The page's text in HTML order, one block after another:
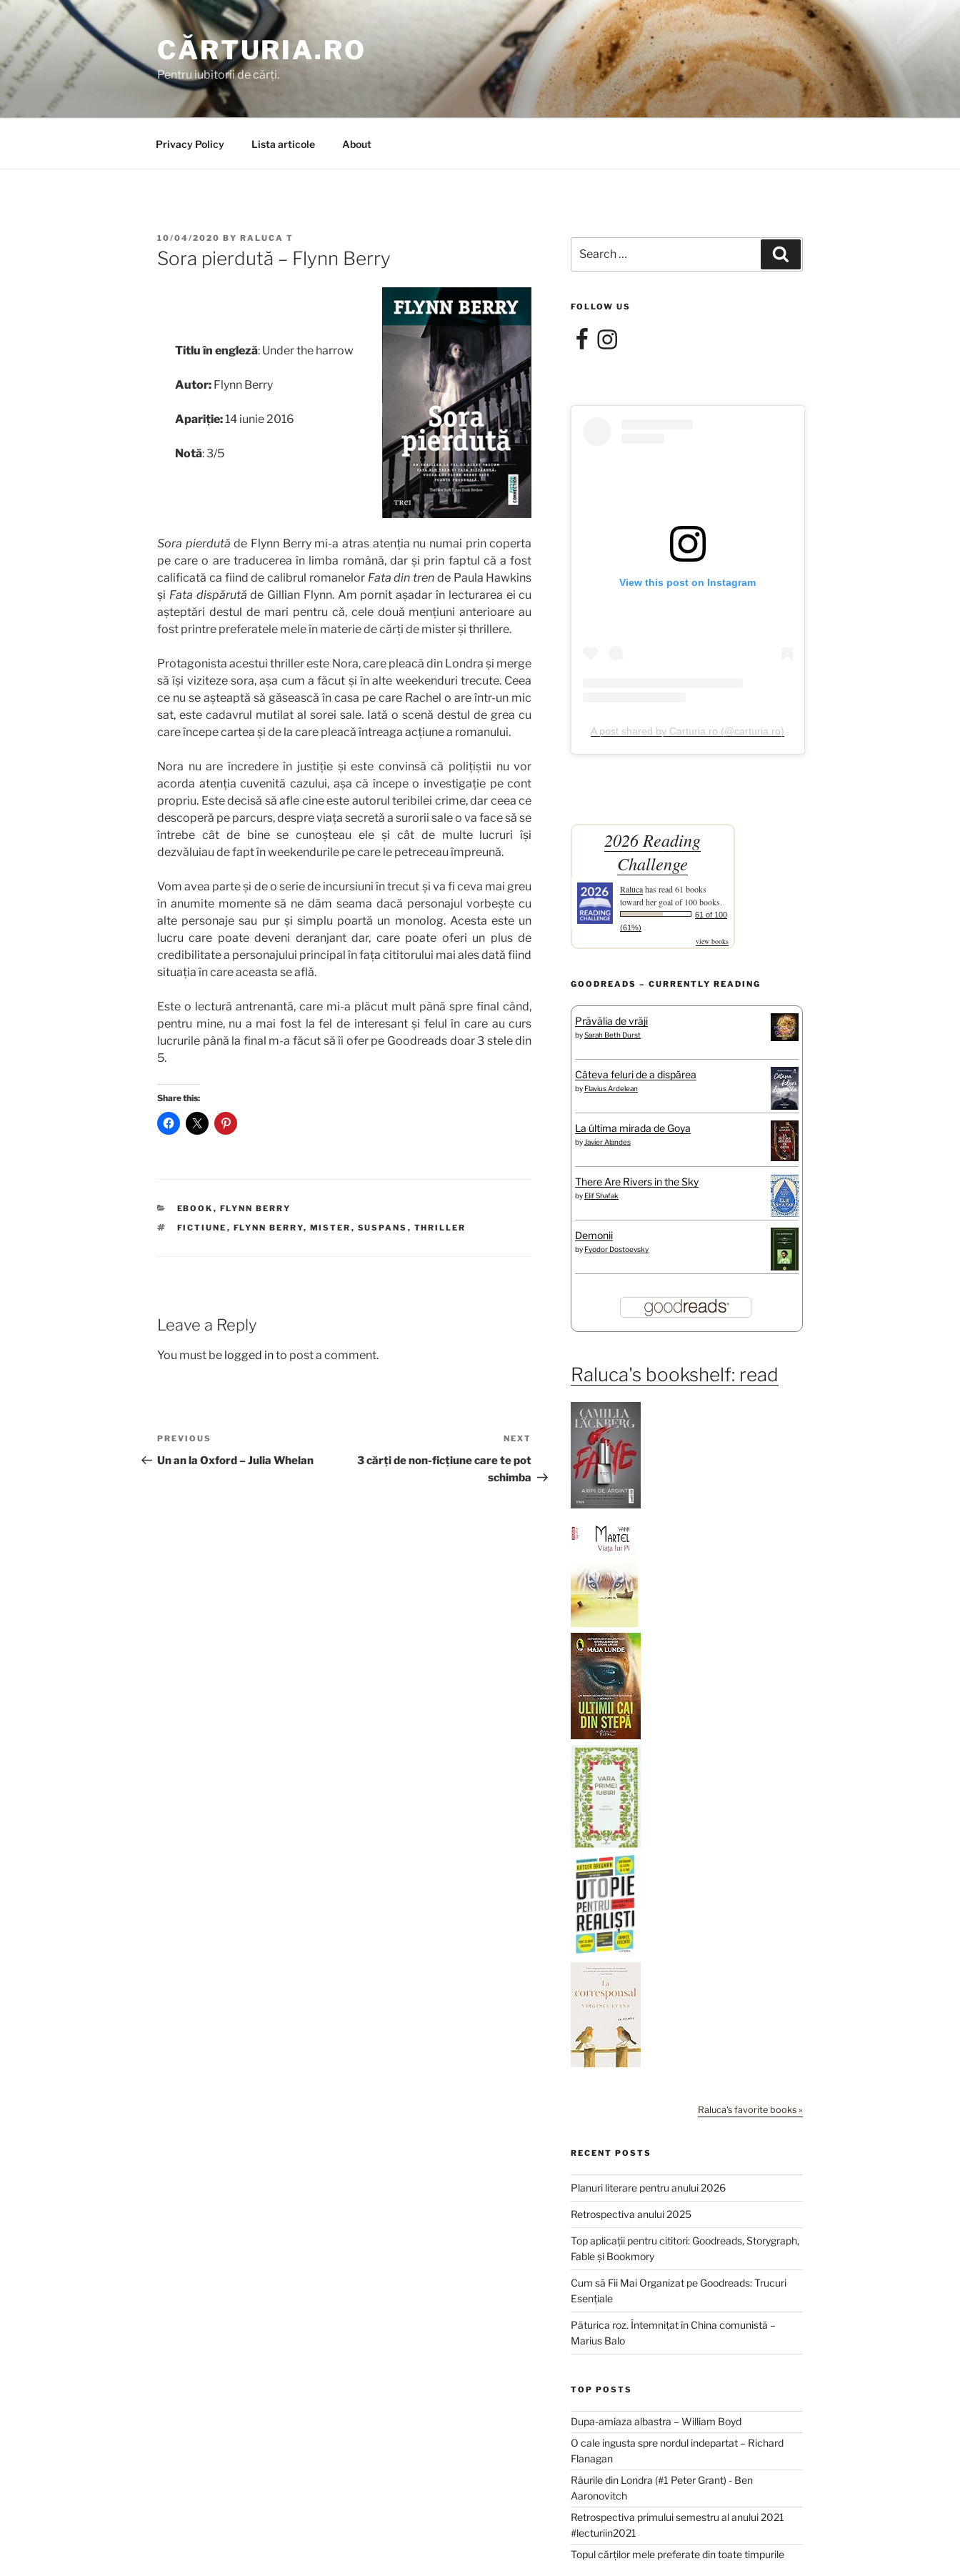
Skip
content
CĂRTURIA.RO
Pentru iubitorii de cărți.
Privacy Policy Lista articole About
POSTED
ON
10/04/2020 BY RALUCA T
Sora pierdută – Flynn Berry
Titlu în engleză: Under the harrow
Autor: Flynn Berry
Apariție:14 iunie 2016
Notă:3/5
Sora pierdutăde Flynn Berry mi-a atras atenția nu numai prin coperta
pe care o are traducerea în limba română, dar și prin faptul că a fost
calificată ca fiind de calibrul romanelor Fata din tren de Paula Hawkins
și Fata dispărută de Gillian Flynn. Am pornit așadar în lecturarea ei cu
așteptări destul de mari pentru că, cele două mențiuni anterioare au
fost printre preferatele mele în materie de cărți de mister și thrillere.
Protagonista acestui thriller este Nora, care pleacă din Londra și merge
să își viziteze sora, așa cum a făcut și în alte weekenduri trecute. Ceea
ce nu se așteaptă să găsească în casa pe care Rachel o are într-un mic
sat, este cadavrul mutilat al sorei sale. Iată o scenă destul de grea cu
care începe cartea și de la care pleacă întreaga acțiune a romanului.
Nora nu are încredere în justiție și este convinsă că polițiștii nu vor
acorda atenția cuvenită cazului, așa că începe o investigație pe cont
propriu. Este decisă să afle cine este autorul teribilei crime, dar ceea ce
descoperă pe parcurs, despre viața secretă a surorii sale o va face să se
întrebe cât de bine se cunoșteau ele și cât de multe lucruri își
dezvăluiau de fapt în weekendurile pe care le petreceau împreună.
Vom avea parte și de o serie de incursiuni în trecut și va fi ceva mai greu
în anumite momente să ne dăm seama dacă personajul vorbește cu
alte personaje sau pur și simplu poartă un monolog. Acesta este un
lucru care poate deveni deranjant dar, care poate oferi un plus de
credibilitate a personajului principal în fața cititorului mai ales dată fiind
situația în care aceasta se află.
Este o lectură antrenantă, care mi-a plăcut mult până spre final când,
pentru mine, nu a mai fost la fel de interesant și felul în care au curs
lucrurile până la final m-a făcut să îi ofer pe Goodreads doar 3 stele din
5.
Share this:
CATEGORIES
EBOOK , FLYNN BERRY
TAGS
FICTIUNE , FLYNN BERRY, MISTER , SUSPANS , THRILLER
Leave a Reply
You must be logged into post a comment.
Post
navigation
Previous
Post
PREVIOUS
Un an la Oxford – Julia Whelan
Post
NEXT
3 cărți de non-ficțiune care te pot
schimba
for:
FOLLOW US
FacebookInstagram
View this post on Instagram
A post shared by Carturia.ro (@carturia.ro)
2026 Reading
Challenge
Ralucahas read 61 books
toward her goal of 100 books.
61 of 100
(61%)
view books
GOODREADS – CURRENTLY READING
Prăvălia de vrăji
bySarah Beth Durst
Câteva feluri de a dispărea
by Flavius Ardelean
La última mirada de Goya
by Javier Alandes
There Are Rivers in the Sky
by Elif Shafak
Demonii
by Fyodor Dostoevsky
Raluca's bookshelf: read
Raluca's favorite books »
RECENT POSTS
Planuri literare pentru anului 2026
Retrospectiva anului 2025
Top aplicații pentru cititori: Goodreads, Storygraph,
Fable și Bookmory
Cum să Fii Mai Organizat pe Goodreads: Trucuri
Esențiale
Păturica roz. Întemnițat în China comunistă –
Marius Balo
TOP POSTS
Dupa-amiaza albastra – William Boyd
O cale ingusta spre nordul indepartat – Richard
Flanagan
Râurile din Londra (#1 Peter Grant) - Ben
Aaronovitch
Retrospectiva primului semestru al anului 2021
#lecturiin2021
Topul cărților mele preferate din toate timpurile